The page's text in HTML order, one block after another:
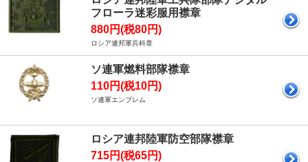
フローラ迷彩服用襟章
880円(税80円)
ロシア連邦軍兵科章
ソ連軍燃料部隊襟章
110円(税10円)
ソ連軍エンブレム
ロシア連邦陸軍防空部隊襟章
715円(税65円)